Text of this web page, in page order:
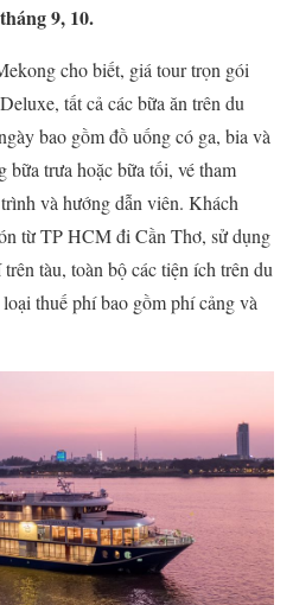
9, 10.
cho biết, giá tour trọn gói
tất cả các bữa ăn trên du
bao gồm đồ uống có ga, bia và
trưa hoặc bữa tối, vé tham
và hướng dẫn viên. Khách
từ TP HCM đi Cần Thơ, sử dụng
tàu, toàn bộ các tiện ích trên du
thuế phí bao gồm phí cảng và